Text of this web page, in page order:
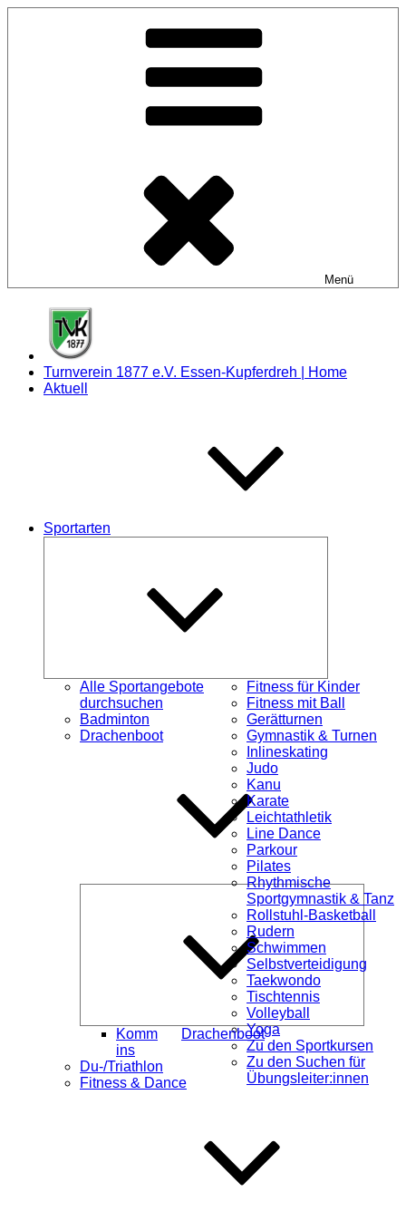
Menü
Turnverein 1877 e.V. Essen-Kupferdreh | Home
Aktuell
Sportarten
Alle Sportangebote
durchsuchen
Badminton
Drachenboot
öffnen
Komm
ins
Drachenboot
Du-/Triathlon
Fitness & Dance
Fitness für Kinder
Fitness mit Ball
Gerätturnen
Gymnastik & Turnen
Inlineskating
Judo
Kanu
Karate
Leichtathletik
Line Dance
Parkour
Pilates
Rhythmische
Sportgymnastik & Tanz
Rollstuhl-Basketball
Rudern
Schwimmen
Selbstverteidigung
Taekwondo
Tischtennis
Volleyball
Yoga
Zu den Sportkursen
Zu den Suchen für
Übungsleiter:innen